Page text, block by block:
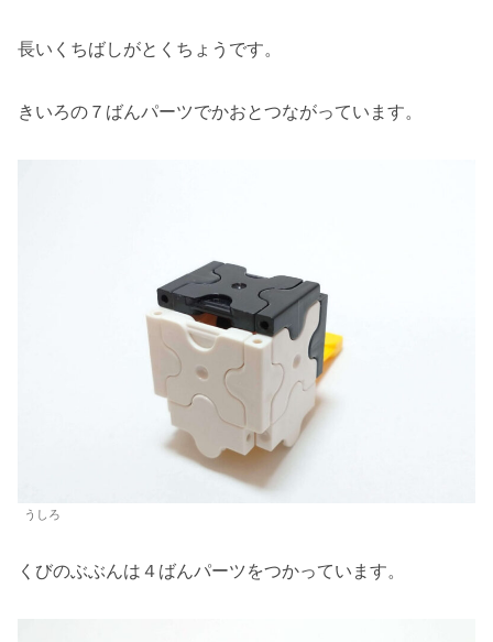
長いくちばしがとくちょうです。
きいろの７ばんパーツでかおとつながっています。
うしろ
くびのぶぶんは４ばんパーツをつかっています。